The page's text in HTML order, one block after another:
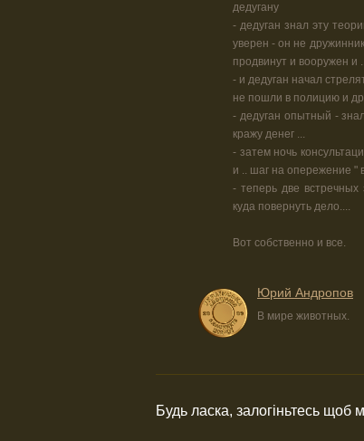
дедугану
- дедуган знал эту
уверен - он не
продвинут и вооружен и
- и дедуган начал
не пошли в полицию и
- дедуган опытный -
кражу денег ...
- затем ночь
и .. шаг на опережение "
- теперь две
куда повернуть дело....
Вот собственно и все.
Юрий Андропов
В мире животных.
Будь ласка, залогіньтесь щоб